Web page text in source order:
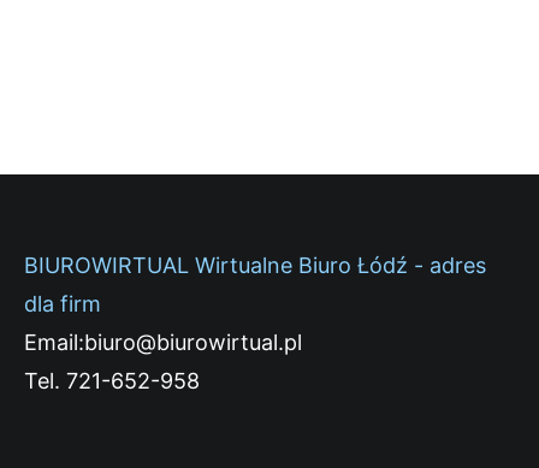
BIUROWIRTUAL Wirtualne Biuro Łódź - adres
dla firm
Email:biuro@biurowirtual.pl
Tel. 721-652-958